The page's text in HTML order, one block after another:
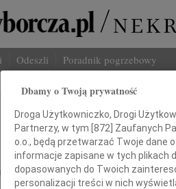
Odeszli Poradnik pogrzebowy
NAZWISKO: Piotr
REGION: Warszawa
DATA EMISJI: 08.03.2024
Dbamy o Twoją prywatność
Droga Użytkowniczko, Drogi
Partnerzy, w tym [872] Zaufanych
o.o., będą przetwarzać Twoje dane
informacje zapisane w tych plikach
dopasowanych do Twoich
personalizacji treści w nich